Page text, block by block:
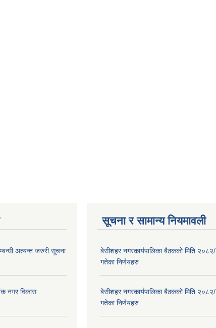
अत्यन्त जरुरी सूचना
नगर विकास
सूचना र सामान्य नियमावली
बे‍‍सीशहर नगरकार्यपालिका बैठककाे मिति
गतेका निर्णयहरु
बे‍‍सीशहर नगरकार्यपालिका बैठककाे मिति
गतेका निर्णयहरु